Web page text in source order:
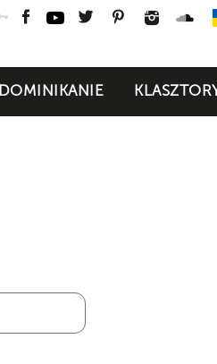
PocztaLogowanie
Facebook
YouTubeTwitterPinterest
DOMINIKANIE